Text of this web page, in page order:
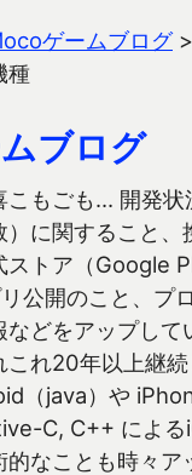
ゲームブログ>
種
ブログ
こもごも… 開発状
）に関すること、
ストア（Google
公開のこと、プ
どをアップして
これ20年以上継
（java）や
C, C++ による
なことも時々ア